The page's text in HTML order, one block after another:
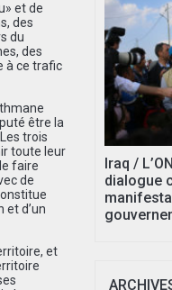
et de
des
du
des
à ce trafic
être la
trois
toute leur
faire
de
et d’un
et
Iraq /
dialogue